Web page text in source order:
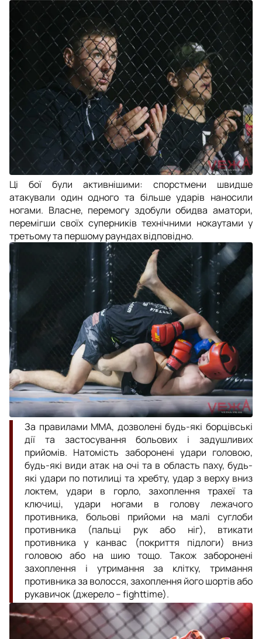
Ці бої були активнішими: спорстмени швидше
атакували один одного та більше ударів наносили
ногами. Власне, перемогу здобули обидва аматори,
перемігши своїх суперників технічними нокаутами у
третьому та першому раундах відповідно.
За правилами ММА, дозволені будь-які борцівські
дії та застосування больових і задушливих
прийомів. Натомість заборонені удари головою,
будь-які види атак на очі та в область паху, будь-
які удари по потилиці та хребту, удар з верху вниз
локтем, удари в горло, захоплення трахеї та
ключиці, удари ногами в голову лежачого
противника, больові прийоми на малі суглоби
противника (пальці рук або ніг), втикати
противника у канвас (покриття підлоги) вниз
головою або на шию тощо. Також заборонені
захоплення і утримання за клітку, тримання
противника за волосся, захоплення його шортів або
рукавичок (джерело – fighttime).